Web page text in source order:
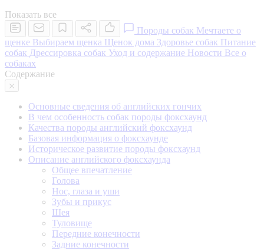
Показать все
Породы собак Мечтаете о
щенке Выбираем щенка Щенок дома Здоровье собак Питание
собак Дрессировка собак Уход и содержание Новости Все о
собаках
Содержание
Основные сведения об английских гончих
В чем особенность собак породы фоксхаунд
Качества породы английский фоксхаунд
Базовая информация о фоксхаунде
Историческое развитие породы фоксхаунд
Описание английского фоксхаунда
Общее впечатление
Голова
Нос, глаза и уши
Зубы и прикус
Шея
Туловище
Передние конечности
Задние конечности